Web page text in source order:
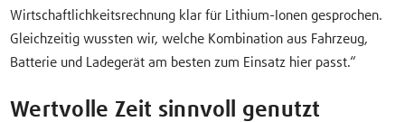
Wirtschaftlichkeitsrechnung klar für Lithium-Ionen gesprochen.
Gleichzeitig wussten wir, welche Kombination aus Fahrzeug,
Batterie und Ladegerät am besten zum Einsatz hier passt.“
Wertvolle Zeit sinnvoll genutzt